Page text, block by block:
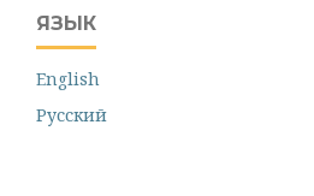
ЯЗЫК
English
Русский